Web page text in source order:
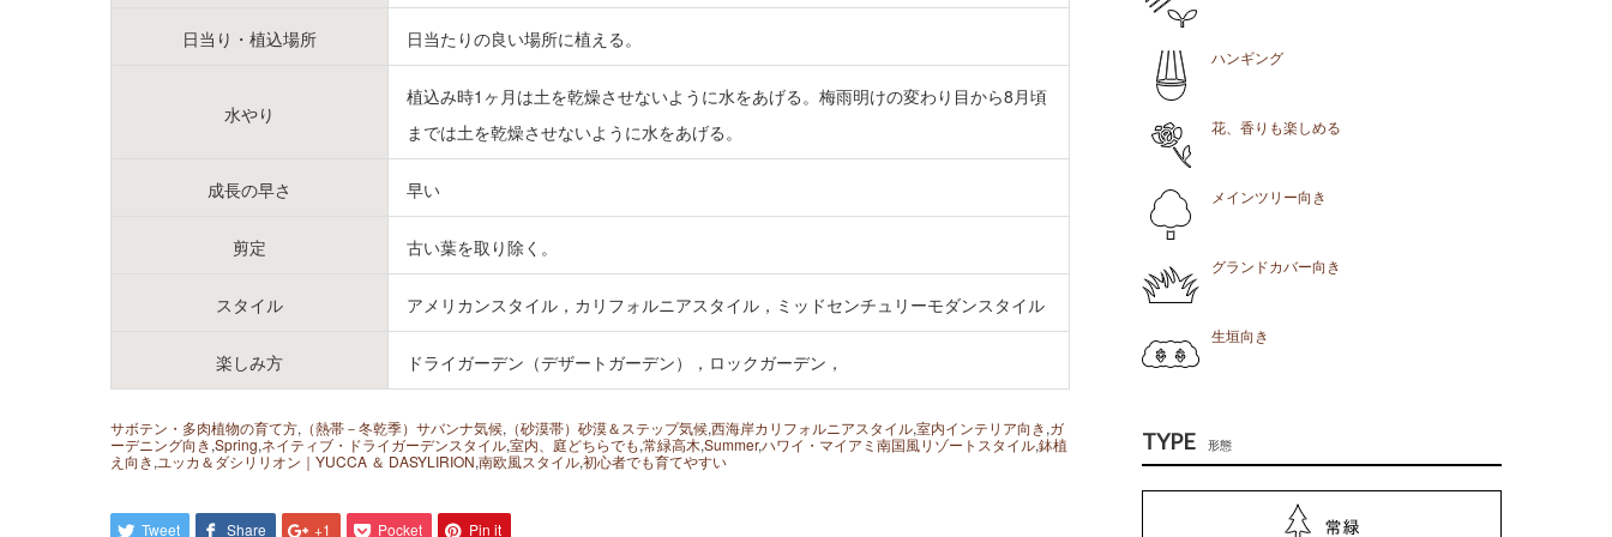
日当り・植込場所 日当たりの良い場所に植える。
水やり
植込み時1ヶ月は土を乾燥させないように水をあげる。梅雨明けの変わり目から8月頃
までは土を乾燥させないように水をあげる。
成長の早さ 早い
剪定 古い葉を取り除く。
スタイル アメリカンスタイル，カリフォルニアスタイル，ミッドセンチュリーモダンスタイル
楽しみ方 ドライガーデン（デザートガーデン），ロックガーデン，
サボテン・多肉植物の育て方, （熱帯－冬乾季）サバンナ気候, （砂漠帯）砂漠＆ステップ気候,西海岸カリフォルニアスタイル,室内インテリア向き,ガ
ーデニング向き,Spring,ネイティブ・ドライガーデンスタイル,室内、庭どちらでも,常緑高木,Summer,ハワイ・マイアミ南国風リゾートスタイル,鉢植
え向き,ユッカ＆ダシリリオン｜YUCCA ＆ DASYLIRION,南欧風スタイル,初心者でも育てやすい
Tweet Share +1 Pocket Pin it
ハンギング
花、香りも楽しめる
メインツリー向き
グランドカバー向き
生垣向き
TYPE 形態